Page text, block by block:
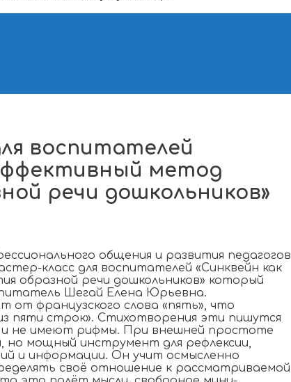
воспитателей
метод
речи дошкольников»
общения и развития педагогов
класс для воспитателей «Синквейн как
образной речи дошкольников» который
Шегай Елена Юрьевна.
от французского слова «пять», что
пяти строк». Стихотворения эти пишутся
и не имеют рифмы. При внешней простоте
мощный инструмент для рефлексии,
и информации. Он учит осмысленно
своё отношение к рассматриваемой